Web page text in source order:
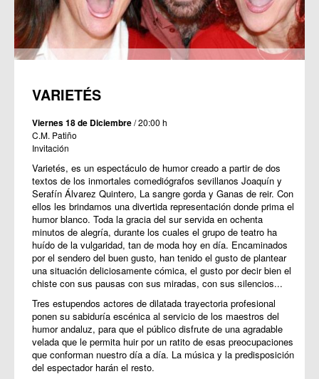
VARIETÉS
Viernes 18 de Diciembre/ 20:00 h
C.M. Patiño
Invitación
Varietés, es un espectáculo de humor creado a partir de dos
textos de los inmortales comediógrafos sevillanos Joaquín y
Serafín Álvarez Quintero, La sangre gorda y Ganas de reir. Con
ellos les brindamos una divertida representación donde prima el
humor blanco. Toda la gracia del sur servida en ochenta
minutos de alegría, durante los cuales el grupo de teatro ha
huído de la vulgaridad, tan de moda hoy en día. Encaminados
por el sendero del buen gusto, han tenido el gusto de plantear
una situación deliciosamente cómica, el gusto por decir bien el
chiste con sus pausas con sus miradas, con sus silencios...
Tres estupendos actores de dilatada trayectoria profesional
ponen su sabiduría escénica al servicio de los maestros del
humor andaluz, para que el público disfrute de una agradable
velada que le permita huir por un ratito de esas preocupaciones
que conforman nuestro día a día. La música y la predisposición
del espectador harán el resto.